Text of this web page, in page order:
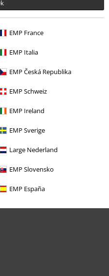
EMP France
EMP Italia
EMP Česká Republika
EMP Schweiz
EMP Ireland
EMP Sverige
Large Nederland
EMP Slovensko
EMP España